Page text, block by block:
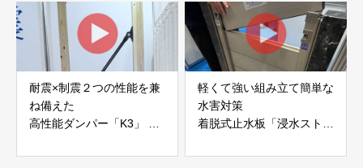
耐震×制震２つの性能を兼
ね備えた
高性能ダンパー「K3」 富
軽くて強い組み立て簡単な
水害対策
着脱式止水板「浸水ストッ
富士工業株式会社